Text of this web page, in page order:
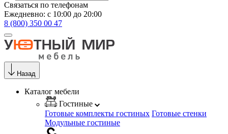
Связаться по телефонам
Ежедневно: с 10:00 до 20:00
8 (800) 350 00 47
Назад
Каталог мебели
Гостиные
Готовые комплекты гостиных Готовые стенки
Модульные гостиные